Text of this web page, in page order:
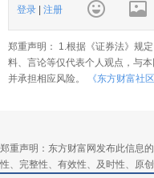
登录 注册
郑重声明： 1.根据《证券法》规
料、言论等仅代表个人观点，与
并承担相应风险。
《东方财富社
郑重声明：东方财富网发布此信息
性、完整性、有效性、及时性、原